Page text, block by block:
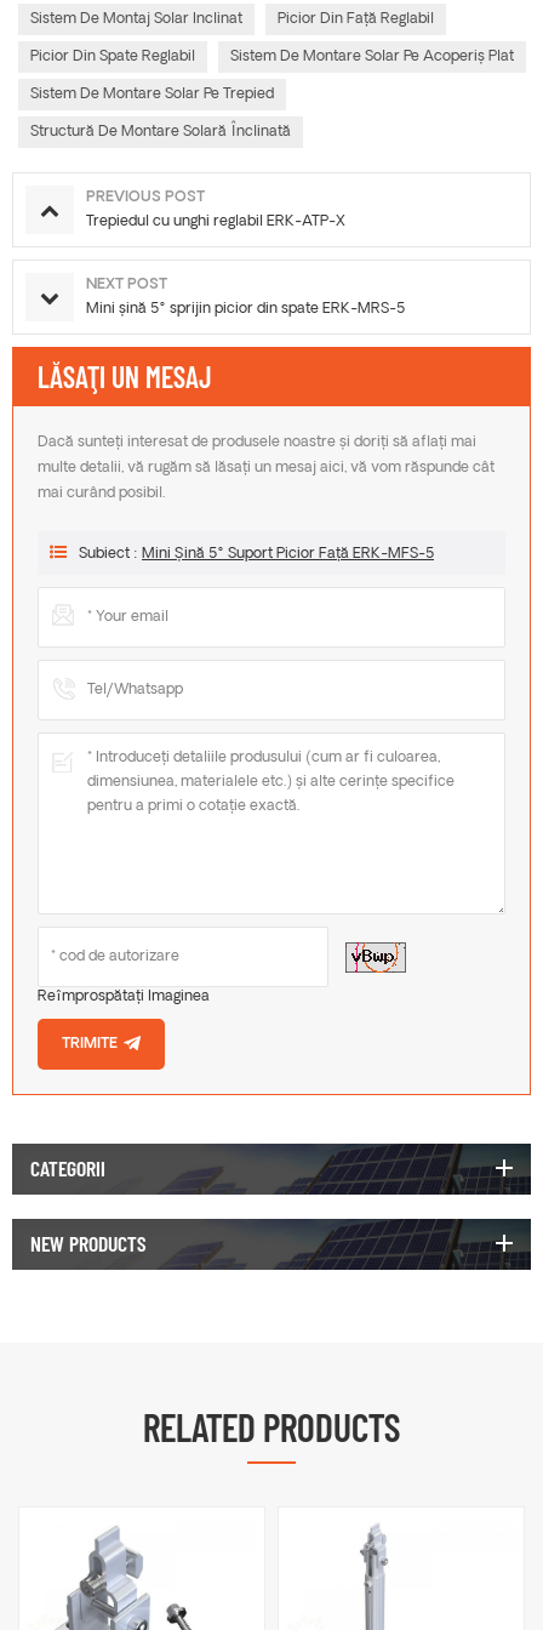
Sistem De Montaj Solar Inclinat Picior Din Față Reglabil
Picior Din Spate Reglabil Sistem De Montare Solar Pe Acoperiș Plat
Sistem De Montare Solar Pe Trepied
Structură De Montare Solară Înclinată
PREVIOUS POST
Trepiedul cu unghi reglabil ERK-ATP-X
NEXT POST
Mini șină 5° sprijin picior din spate ERK-MRS-5
LĂSAŢI UN MESAJ
Dacă sunteți interesat de produsele noastre și doriți să aflați mai
multe detalii, vă rugăm să lăsați un mesaj aici, vă vom răspunde cât
mai curând posibil.
Subiect : Mini Șină 5° Suport Picior Față ERK-MFS-5
Reîmprospătați Imaginea
TRIMITE
CATEGORII
NEW PRODUCTS
RELATED PRODUCTS